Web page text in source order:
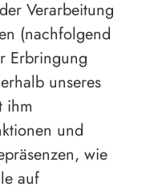
Verarbeitung
(nachfolgend
Erbringung
unseres
ihm
und
wie
auf